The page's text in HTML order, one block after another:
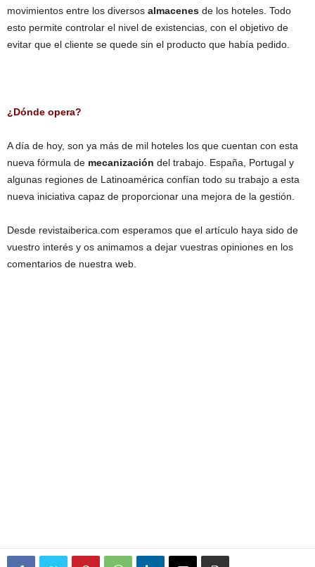
movimientos entre los diversos almacenes de los hoteles. Todo
esto permite controlar el nivel de existencias, con el objetivo de
evitar que el cliente se quede sin el producto que había pedido.
¿Dónde opera?
A día de hoy, son ya más de mil hoteles los que cuentan con esta
nueva fórmula de mecanización del trabajo. España, Portugal y
algunas regiones de Latinoamérica confían todo su trabajo a esta
nueva iniciativa capaz de proporcionar una mejora de la gestión.
Desde revistaiberica.com esperamos que el artículo haya sido de
vuestro interés y os animamos a dejar vuestras opiniones en los
comentarios de nuestra web.